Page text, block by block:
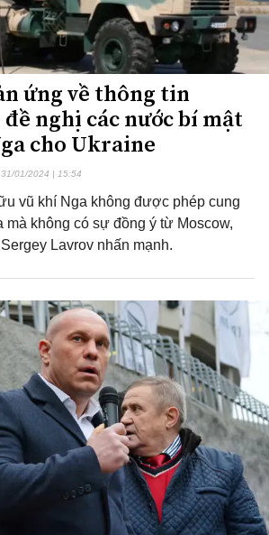
ứng về thông tin
nghị các nước bí mật
cho Ukraine
01/2024 | 15:54
vũ khí Nga không được phép cung
mà không có sự đồng ý từ Moscow,
Lavrov nhấn mạnh.